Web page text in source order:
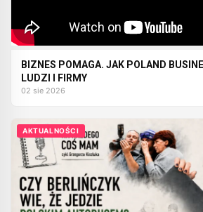
BIZNES POMAGA. JAK POLAND
LUDZI I FIRMY
02 sie 2026
AKTUALNOŚCI